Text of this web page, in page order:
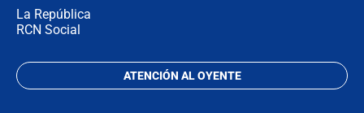
La República
RCN Social
ATENCIÓN AL OYENTE